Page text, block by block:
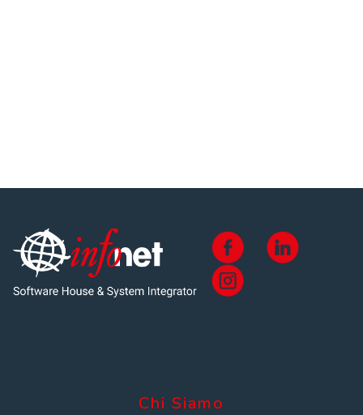
Chi Siamo